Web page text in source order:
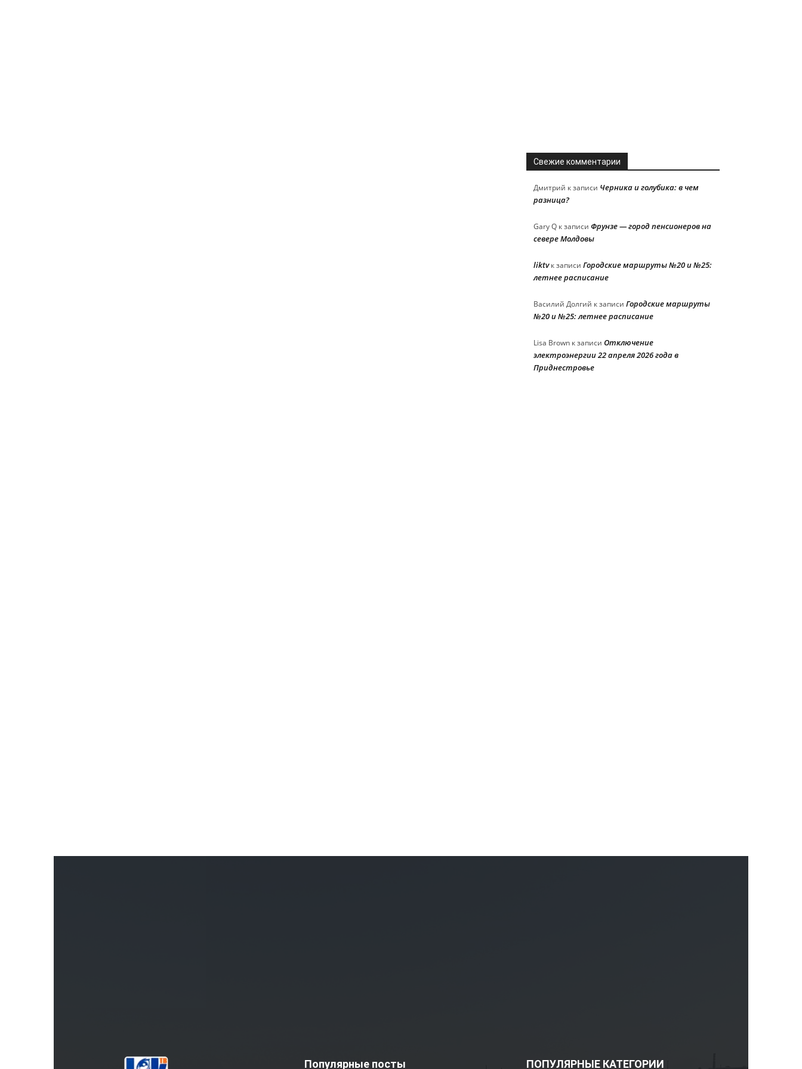
Свежие комментарии
Дмитрий к записи Черника и голубика: в чем
разница?
Gary Q к записи Фрунзе — город пенсионеров на
севере Молдовы
liktvк записи Городские маршруты №20 и №25:
летнее расписание
Василий Долгий к записи Городские маршруты
№20 и №25: летнее расписание
Lisa Brown к записи Отключение
электроэнергии 22 апреля 2026 года в
Приднестровье
Популярные посты ПОПУЛЯРНЫЕ КАТЕГОРИИ